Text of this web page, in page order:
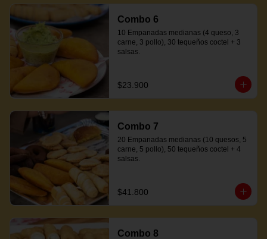
Combo 6
10 Empanadas medianas (4 queso, 3
carne, 3 pollo), 30 tequeños coctel + 3
salsas.
$23.900
Combo 7
20 Empanadas medianas (10 quesos, 5
carne, 5 pollo), 50 tequeños coctel + 4
salsas.
$41.800
Combo 8